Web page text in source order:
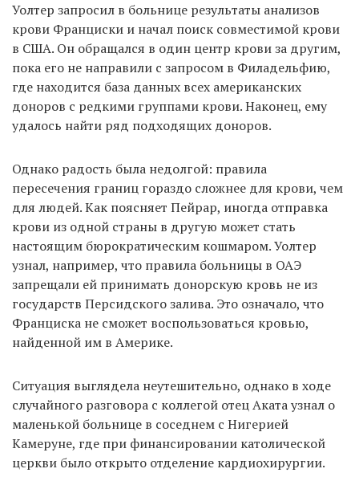
Уолтер запросил в больнице результаты анализов
крови Франциски и начал поиск совместимой крови
в США. Он обращался в один центр крови за другим,
пока его не направили с запросом в Филадельфию,
где находится база данных всех американских
доноров с редкими группами крови. Наконец, ему
удалось найти ряд подходящих доноров.
Однако радость была недолгой: правила
пересечения границ гораздо сложнее для крови, чем
для людей. Как поясняет Пейрар, иногда отправка
крови из одной страны в другую может стать
настоящим бюрократическим кошмаром. Уолтер
узнал, например, что правила больницы в ОАЭ
запрещали ей принимать донорскую кровь не из
государств Персидского залива. Это означало, что
Франциска не сможет воспользоваться кровью,
найденной им в Америке.
Ситуация выглядела неутешительно, однако в ходе
случайного разговора с коллегой отец Аката узнал о
маленькой больнице в соседнем с Нигерией
Камеруне, где при финансировании католической
церкви было открыто отделение кардиохирургии.